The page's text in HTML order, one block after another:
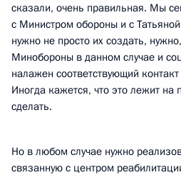
сказали, очень правильная. Мы
с Министром обороны и с
нужно не просто их создать,
Минобороны в данном случае и
налажен соответствующий
Иногда кажется, что это лежит на
сделать.
Но в любом случае нужно
связанную с центром